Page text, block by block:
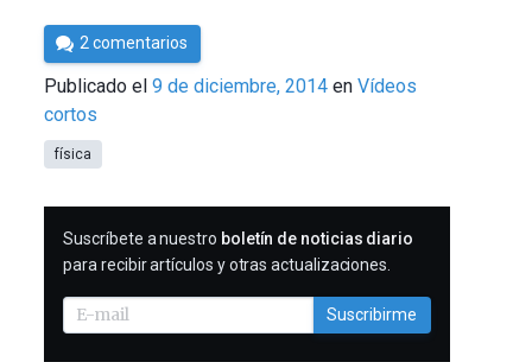
Por
César
Tomé
2 comentarios
Publicado el9 de diciembre, 2014 enVídeos
cortos
física
SUSCRIBIRME
Suscríbete a nuestro boletín de noticias diario
para recibir artículos y otras actualizaciones.
Suscribirme